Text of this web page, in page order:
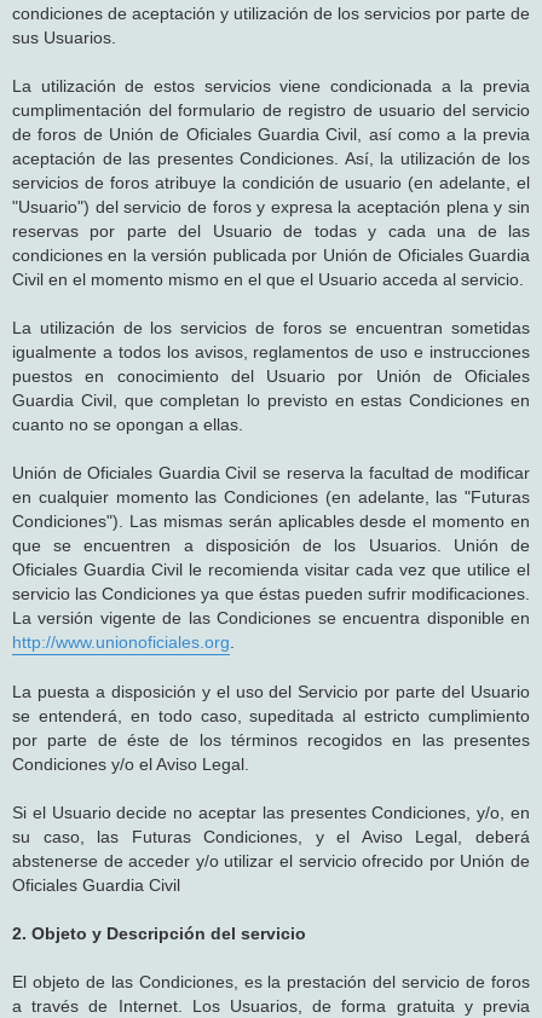
condiciones de aceptación y utilización de los servicios por parte de
sus Usuarios.
La utilización de estos servicios viene condicionada a la previa
cumplimentación del formulario de registro de usuario del servicio
de foros de Unión de Oficiales Guardia Civil, así como a la previa
aceptación de las presentes Condiciones. Así, la utilización de los
servicios de foros atribuye la condición de usuario (en adelante, el
"Usuario") del servicio de foros y expresa la aceptación plena y sin
reservas por parte del Usuario de todas y cada una de las
condiciones en la versión publicada por Unión de Oficiales Guardia
Civil en el momento mismo en el que el Usuario acceda al servicio.
La utilización de los servicios de foros se encuentran sometidas
igualmente a todos los avisos, reglamentos de uso e instrucciones
puestos en conocimiento del Usuario por Unión de Oficiales
Guardia Civil, que completan lo previsto en estas Condiciones en
cuanto no se opongan a ellas.
Unión de Oficiales Guardia Civil se reserva la facultad de modificar
en cualquier momento las Condiciones (en adelante, las "Futuras
Condiciones"). Las mismas serán aplicables desde el momento en
que se encuentren a disposición de los Usuarios. Unión de
Oficiales Guardia Civil le recomienda visitar cada vez que utilice el
servicio las Condiciones ya que éstas pueden sufrir modificaciones.
La versión vigente de las Condiciones se encuentra disponible en
http://www.unionoficiales.org
La puesta a disposición y el uso del Servicio por parte del Usuario
se entenderá, en todo caso, supeditada al estricto cumplimiento
por parte de éste de los términos recogidos en las presentes
Condiciones y/o el Aviso Legal.
Si el Usuario decide no aceptar las presentes Condiciones, y/o, en
su caso, las Futuras Condiciones, y el Aviso Legal, deberá
abstenerse de acceder y/o utilizar el servicio ofrecido por Unión de
Oficiales Guardia Civil
2. Objeto y Descripción del servicio
El objeto de las Condiciones, es la prestación del servicio de foros
a través de Internet. Los Usuarios, de forma gratuita y previa